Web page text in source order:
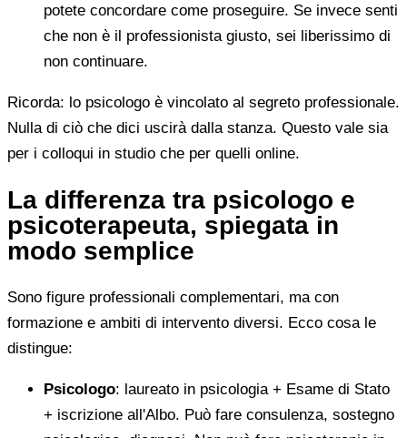
potete concordare come proseguire. Se invece senti
che non è il professionista giusto, sei liberissimo di
non continuare.
Ricorda: lo psicologo è vincolato al segreto professionale.
Nulla di ciò che dici uscirà dalla stanza. Questo vale sia
per i colloqui in studio che per quelli online.
La differenza tra psicologo e
psicoterapeuta, spiegata in
modo semplice
Sono figure professionali complementari, ma con
formazione e ambiti di intervento diversi. Ecco cosa le
distingue:
Psicologo: laureato in psicologia + Esame di Stato
+ iscrizione all'Albo. Può fare consulenza, sostegno